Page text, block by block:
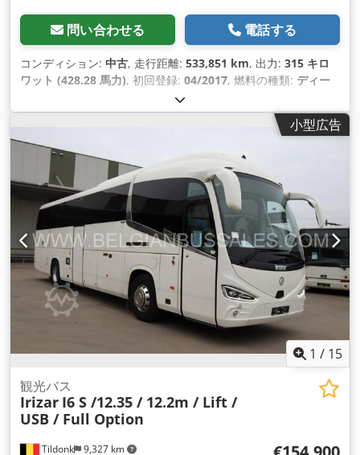
問い合わせる 電話する
コンディション: 中古, 走行距離: 533,851 km, 出力: 315 キロ
ワット (428.28 馬力), 初回登録: 04/2017, 燃料の種類: ディー
オートマチック
ロ6, 色:その他, ブレーキ:リターダ, 製造年:2017, 装備:
ABS（アンチロック・ブレーキ・システム）, エアコン, クルー
ズコントロール, ナビゲーションシステム
小型広告
1 / 15
Tildonk 9,327 km
観光バス
Irizar I6 S /12.35 / 12.2m / Lift /
USB / Full Option